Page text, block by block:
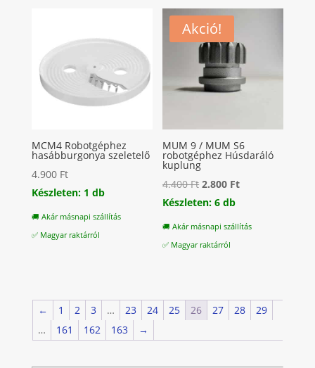
MCM4 Robotgéphez
hasábburgonya szeletelő
4.900 Ft
Készleten: 1 db
🚚 Akár másnapi szállítás
✅ Magyar raktárról
Akció!
MUM 9 / MUM S6
robotgéphez Húsdaráló
kuplung
4.400Ft Original
price
4.400 Ft.
2.800 FtCurrent
is:
Készleten: 6 db
🚚 Akár másnapi szállítás
✅ Magyar raktárról
← 1 2 3 … 23 24 25 26 27 28
29
…
161 162 163 →